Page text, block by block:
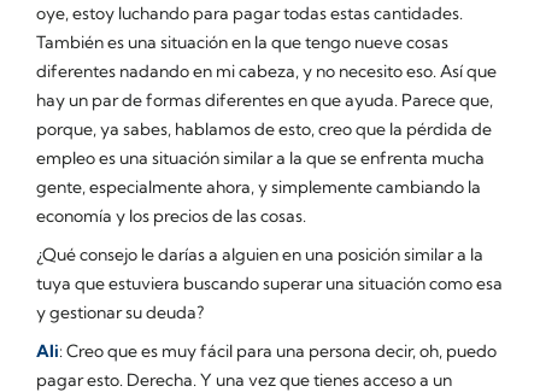
oye, estoy luchando para pagar todas estas cantidades.
También es una situación en la que tengo nueve cosas
diferentes nadando en mi cabeza, y no necesito eso. Así que
hay un par de formas diferentes en que ayuda. Parece que,
porque, ya sabes, hablamos de esto, creo que la pérdida de
empleo es una situación similar a la que se enfrenta mucha
gente, especialmente ahora, y simplemente cambiando la
economía y los precios de las cosas.
¿Qué consejo le darías a alguien en una posición similar a la
tuya que estuviera buscando superar una situación como esa
y gestionar su deuda?
Ali: Creo que es muy fácil para una persona decir, oh, puedo
pagar esto. Derecha. Y una vez que tienes acceso a un